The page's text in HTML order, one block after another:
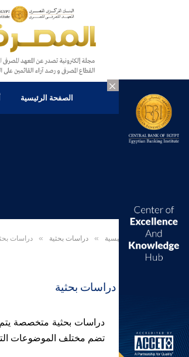
×
الصفحة الرئيسية
الرئيسية » دراسات بحثية » دراسات
دراسات بحثية
دراسات بحثية متخصصة
تضم مختلف الموضوعات